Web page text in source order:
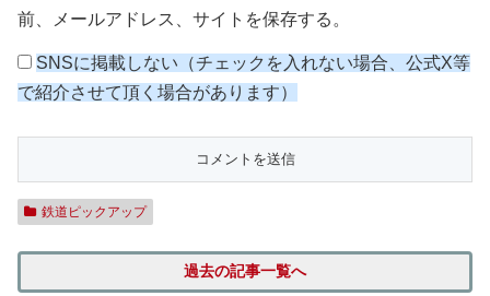
前、メールアドレス、サイトを保存する。
SNSに掲載しない（チェックを入れない場合、公式X等
で紹介させて頂く場合があります）
鉄道ピックアップ
過去の記事一覧へ